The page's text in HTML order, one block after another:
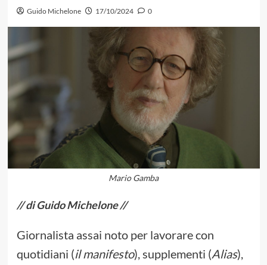
Guido Michelone 17/10/2024 0
Mario Gamba
// di Guido Michelone //
Giornalista assai noto per lavorare con
quotidiani (il manifesto), supplementi (Alias),